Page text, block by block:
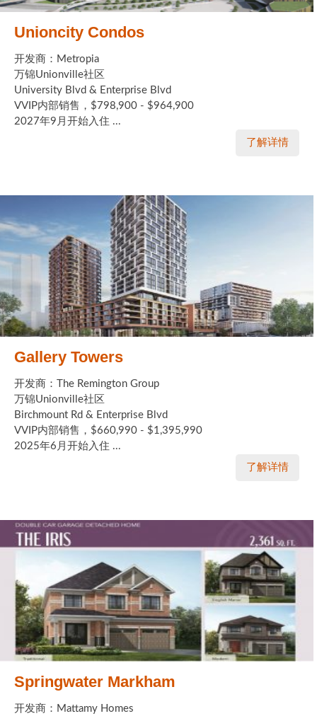
Unioncity Condos
开发商：Metropia
万锦Unionville社区
University Blvd & Enterprise Blvd
VVIP内部销售，$798,900 - $964,900
2027年9月开始入住 ...
了解详情
Gallery Towers
开发商：The Remington Group
万锦Unionville社区
Birchmount Rd & Enterprise Blvd
VVIP内部销售，$660,990 - $1,395,990
2025年6月开始入住 ...
了解详情
Springwater Markham
开发商：Mattamy Homes